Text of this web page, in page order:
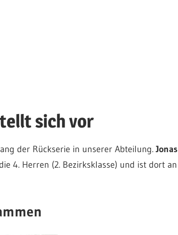
sich vor
der Rückserie in unserer Abteilung.Jonas
4. Herren (2. Bezirksklasse) und ist dort an